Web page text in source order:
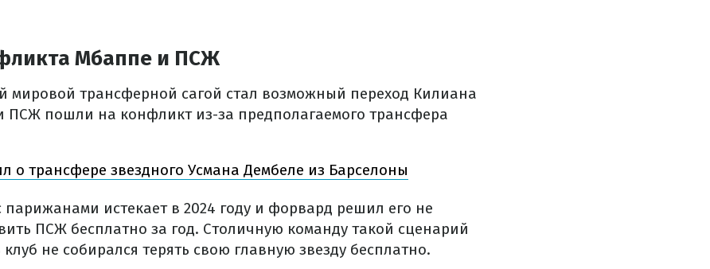
Мбаппе и ПСЖ
мировой трансферной сагой стал возможный переход Килиана
пошли на конфликт из-за предполагаемого трансфера
о трансфере звездного Усмана Дембеле из Барселоны
парижанами истекает в 2024 году и форвард решил его не
ПСЖ бесплатно за год. Столичную команду такой сценарий
не собирался терять свою главную звезду бесплатно.